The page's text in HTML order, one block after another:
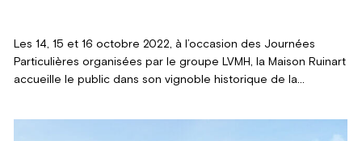
Les 14, 15 et 16 octobre 2022, à l’occasion des Journées
Particulières organisées par le groupe LVMH, la Maison Ruinart
accueille le public dans son vignoble historique de la